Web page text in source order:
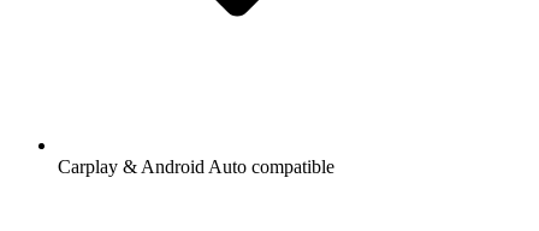
Carplay & Android Auto compatible